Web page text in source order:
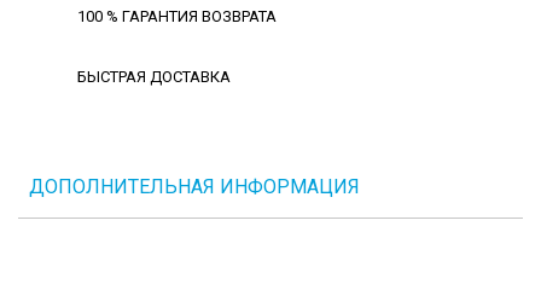
100 % ГАРАНТИЯ ВОЗВРАТА
БЫСТРАЯ ДОСТАВКА
ДОПОЛНИТЕЛЬНАЯ ИНФОРМАЦИЯ